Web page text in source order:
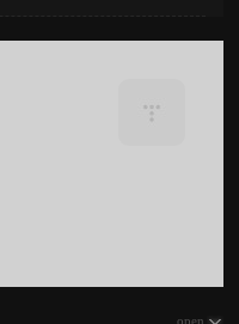
open